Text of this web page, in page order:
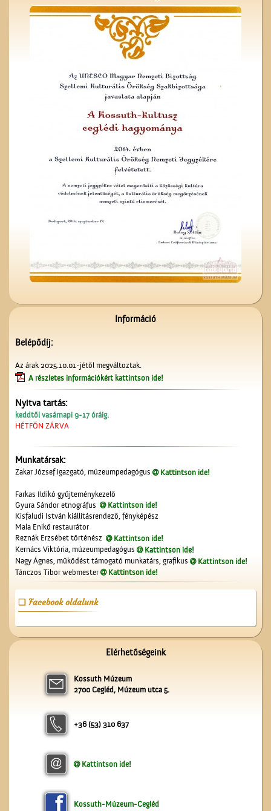
A Czeglédi Katolikus Kör
Lelkünknek szent
szerzeménye
liszt és a szédelgő
feldicsérés
Képeslapok, képeslapok,
Az ötödik köztéri szobor
Cegléden
Üzenet a harctérre
A Ceglédi Népkör
Információ
Belépődíj:
Az árak 2025.10.01-jétől megváltoztak.
A részletes információkért kattintson ide!
Nyitva tartás:
keddtől vasárnapi 9-17 óráig.
HÉTFŐN ZÁRVA
Munkatársak:
Zakar József igazgató, múzeumpedagógus Kattintson ide!
Farkas Ildikó gyűjteménykezelő
Gyura Sándor etnográfus
Kattintson ide!
Kisfaludi István kiállításrendező, fényképész
Mala Enikő restaurátor
Reznák Erzsébet történész
Kattintson ide!
Kernács Viktória, múzeumpedagógus
Kattintson ide!
Nagy Ágnes, működést támogató munkatárs, grafikus
Kattintson ide!
Tánczos Tibor webmester
Kattintson ide!
Facebook oldalunk
Elérhetőségeink
Kossuth Múzeum
2700 Cegléd, Múzeum utca 5.
+36 (53) 310 637
Kattintson ide!
Kossuth-Múzeum-Cegléd